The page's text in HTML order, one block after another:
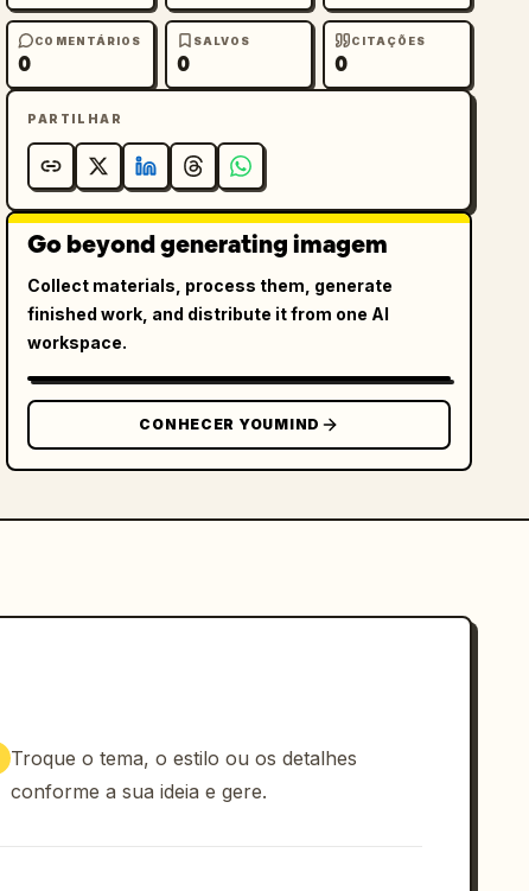
COMENTÁRIOS
0
SALVOS
0
CITAÇÕES
0
PARTILHAR
Go beyond generating imagem
Collect materials, process them, generate
finished work, and distribute it from one AI
workspace.
CONHECER YOUMIND
Troque o tema, o estilo ou os detalhes
conforme a sua ideia e gere.